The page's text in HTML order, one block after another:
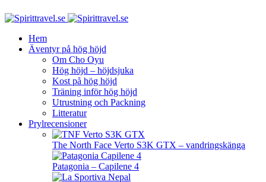
Hem
Äventyr på hög höjd
Om Cho Oyu
Hög höjd – höjdsjuka
Kost på hög höjd
Träning inför hög höjd
Utrustning och Packning
Litteratur
Prylrecensioner
The North Face Verto S3K GTX – vandringskänga
Patagonia – Capilene 4